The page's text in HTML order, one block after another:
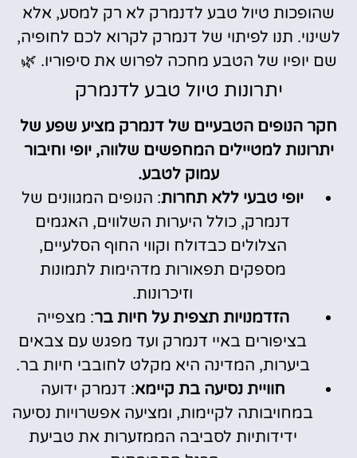
שהופכות טיול טבע לדנמרק לא רק למסע, אלא
לשינוי. תנו לפיתוי של דנמרק לקרוא לכם לחופיה,
שם יופיו של הטבע מחכה לפרוש את סיפוריו. 🌿
יתרונות טיול טבע לדנמרק
חקר הנופים הטבעיים של דנמרק מציע שפע של
יתרונות למטיילים המחפשים שלווה, יופי וחיבור
עמוק לטבע.
יופי טבעי ללא תחרות: הנופים המגוונים של
דנמרק, כולל היערות השלווים, האגמים
הצלולים כבדולח וקווי החוף הסלעיים,
מספקים תפאורות מדהימות לתמונות
וזיכרונות.
הזדמנויות תצפית על חיות בר: מצפייה
בציפורים באיי דנמרק ועד מפגש עם צבאים
ביערות, המדינה היא מקלט לחובבי חיות בר.
חוויית נסיעה בת קיימא: דנמרק ידועה
במחויבותה לקיימות, ומציעה אפשרויות נסיעה
ידידותיות לסביבה הממזערות את טביעת